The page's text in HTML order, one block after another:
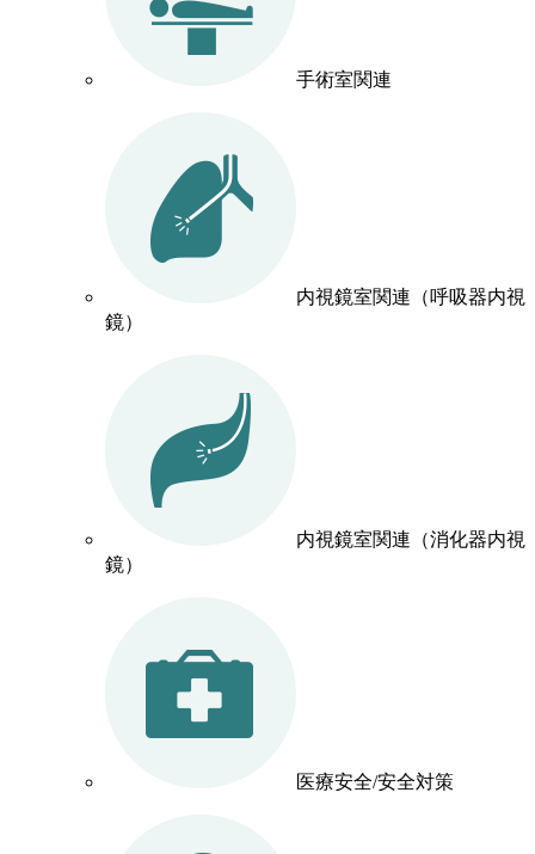
手術室関連
内視鏡室関連（呼吸器内視
鏡）
内視鏡室関連（消化器内視
鏡）
医療安全/安全対策